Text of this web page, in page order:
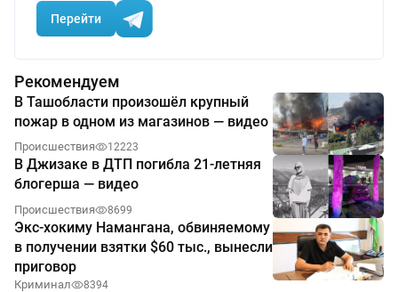
Перейти
Рекомендуем
В Ташобласти произошёл крупный
пожар в одном из магазинов — видео
Происшествия 12223
В Джизаке в ДТП погибла 21-летняя
блогерша — видео
Происшествия 8699
Экс-хокиму Намангана, обвиняемому
в получении взятки $60 тыс., вынесли
приговор
Криминал 8394